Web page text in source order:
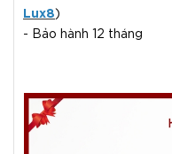
Lux8 )
- Bảo hành 12 tháng